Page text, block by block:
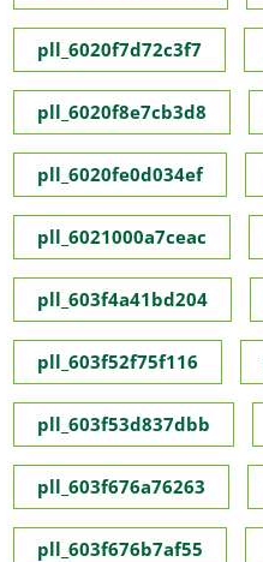
pll_6020f7d72c3f7
pll_6020f8e7cb3d8
pll_6020fe0d034ef
pll_6021000a7ceac
pll_603f4a41bd204
pll_603f52f75f116
pll_603f53d837dbb
pll_603f676a76263
pll_603f676b7af55